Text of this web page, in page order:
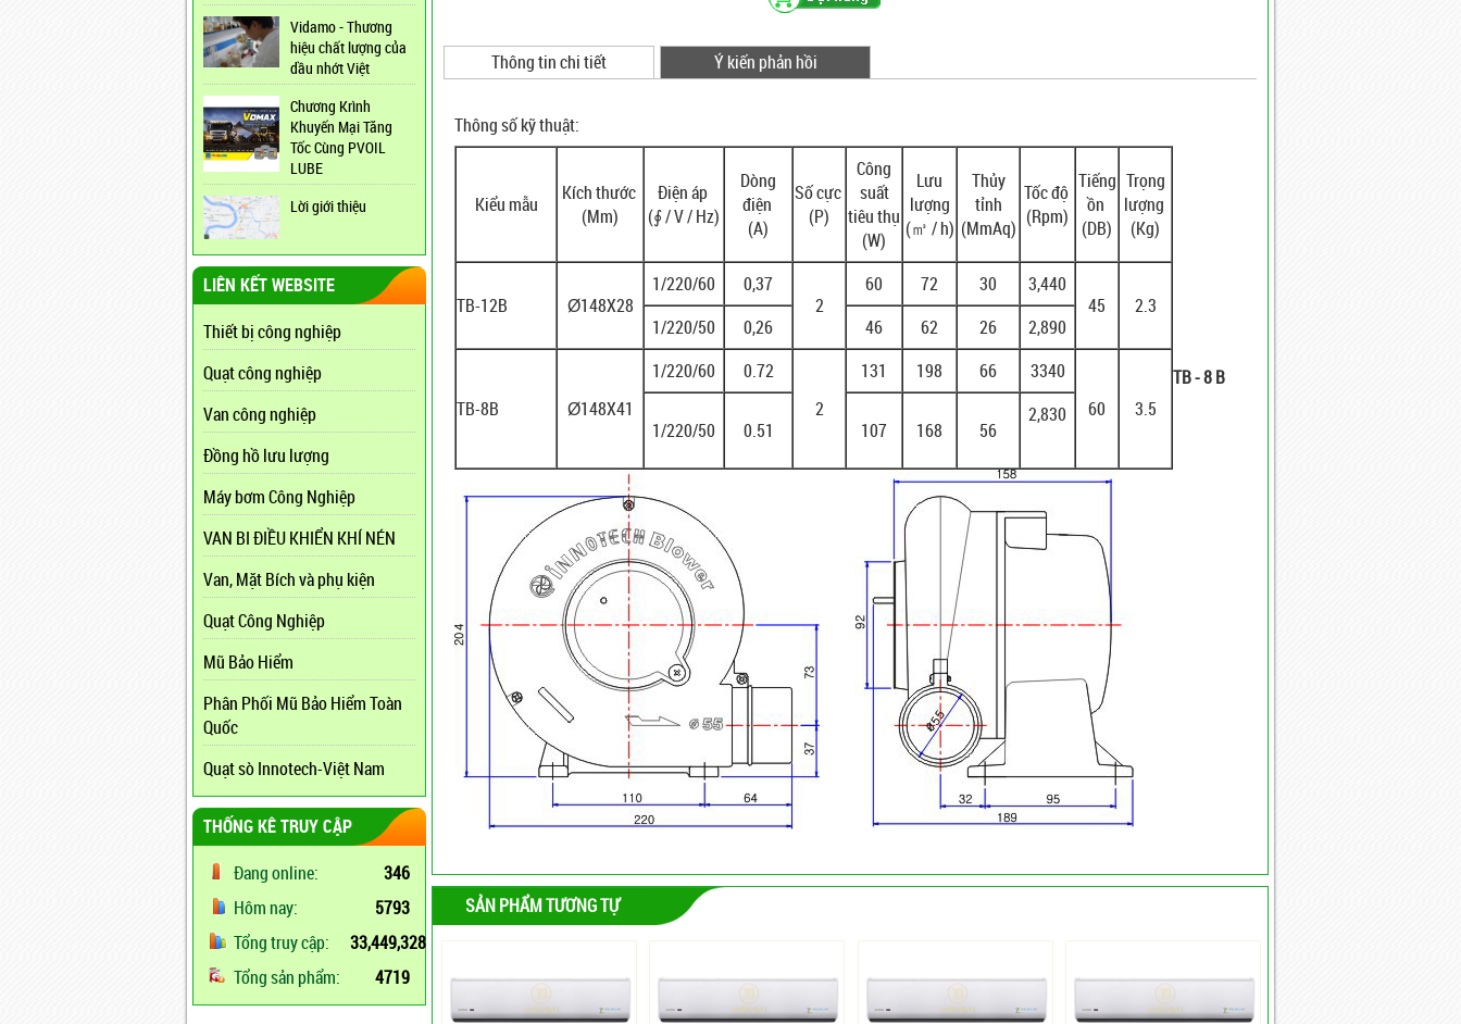
Vidamo - Thương
hiệu chất lượng của
dầu nhớt Việt
Chương Krình
Khuyến Mại Tăng
Tốc Cùng PVOIL
LUBE
Lời giới thiệu
LIÊN KẾT WEBSITE
Thiết bị công nghiệp
Quạt công nghiệp
Van công nghiệp
Đồng hồ lưu lượng
Máy bơm Công Nghiệp
VAN BI ĐIỀU KHIỂN KHÍ NÉN
Van, Mặt Bích và phụ kiện
Quạt Công Nghiệp
Mũ Bảo Hiểm
Phân Phối Mũ Bảo Hiểm Toàn
Quốc
Quạt sò Innotech-Việt Nam
THỐNG KÊ TRUY CẬP
Đang online:
346
Hôm nay:
5793
Tổng truy cập:
33,449,328
Tổng sản phẩm:
4719
Thông tin chi tiết Ý kiến phản hồi
Thông số kỹ thuật:
Kiểu mẫu
Kích thước
(Mm)
Điện áp
(∮ / V / Hz)
Dòng
điện
(A)
Số cực
(P)
Công
suất
tiêu thụ
(W)
Lưu
lượng
(㎥ / h)
Thủy
tỉnh
(MmAq)
Tốc độ
(Rpm)
Tiếng
ồn
(DB)
Trọng
lượng
(Kg)
TB-12B Ø148X28
1/220/60
0,37
2
60 72 30
3,440
45
2.3
1/220/50
0,26 46 62 26 2,890
TB-8B Ø148X41
1/220/60
0.72
2
131 198 66
3340
60
3.5
1/220/50
0.51 107 168 56
2,830
TB - 8 B
SẢN PHẨM TƯƠNG TỰ